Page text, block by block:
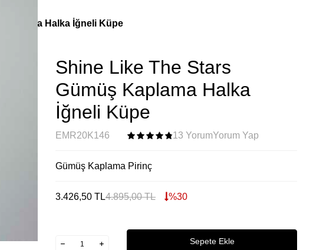
Halka İğneli Küpe
Shine Like The Stars
Gümüş Kaplama Halka
İğneli Küpe
EMR20K146 13 YorumYorum Yap
Gümüş Kaplama Pirinç
3.426,50 TL4.895,00TL %30
Sepete Ekle